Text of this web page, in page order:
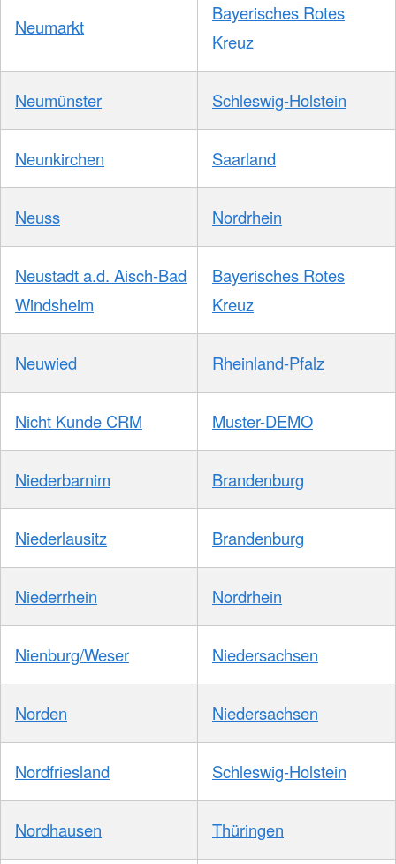
Neumarkt
Bayerisches Rotes
Kreuz
Neumünster Schleswig-Holstein
Neunkirchen Saarland
Neuss Nordrhein
Neustadt a.d. Aisch-Bad
Windsheim
Bayerisches Rotes
Kreuz
Neuwied Rheinland-Pfalz
Nicht Kunde CRM Muster-DEMO
Niederbarnim Brandenburg
Niederlausitz Brandenburg
Niederrhein Nordrhein
Nienburg/Weser Niedersachsen
Norden Niedersachsen
Nordfriesland Schleswig-Holstein
Nordhausen Thüringen